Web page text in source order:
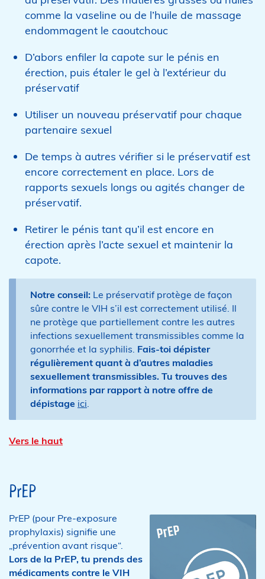
comme la vaseline ou de l’huile de massage
endommagent le caoutchouc
D’abors enfiler la capote sur le pénis en
érection, puis étaler le gel à l’extérieur du
préservatif
Utiliser un nouveau préservatif pour chaque
partenaire sexuel
De temps à autres vérifier si le préservatif est
encore correctement en place. Lors de
rapports sexuels longs ou agités changer de
préservatif.
Retirer le pénis tant qu’il est encore en
érection après l’acte sexuel et maintenir la
capote.
Notre conseil: Le préservatif protège de façon
sûre contre le VIH s’il est correctement utilisé. Il
ne protège que partiellement contre les autres
infections sexuellement transmissibles comme la
gonorrhée et la syphilis. Fais-toi dépister
régulièrement quant à d’autres maladies
sexuellement transmissibles. Tu trouves des
informations par rapport à notre offre de
dépistage ici
Vers le haut
PrEP
PrEP (pour Pre-exposure
prophylaxis) signifie une
„prévention avant risque“.
Lors de la PrEP, tu prends des
médicaments contre le VIH